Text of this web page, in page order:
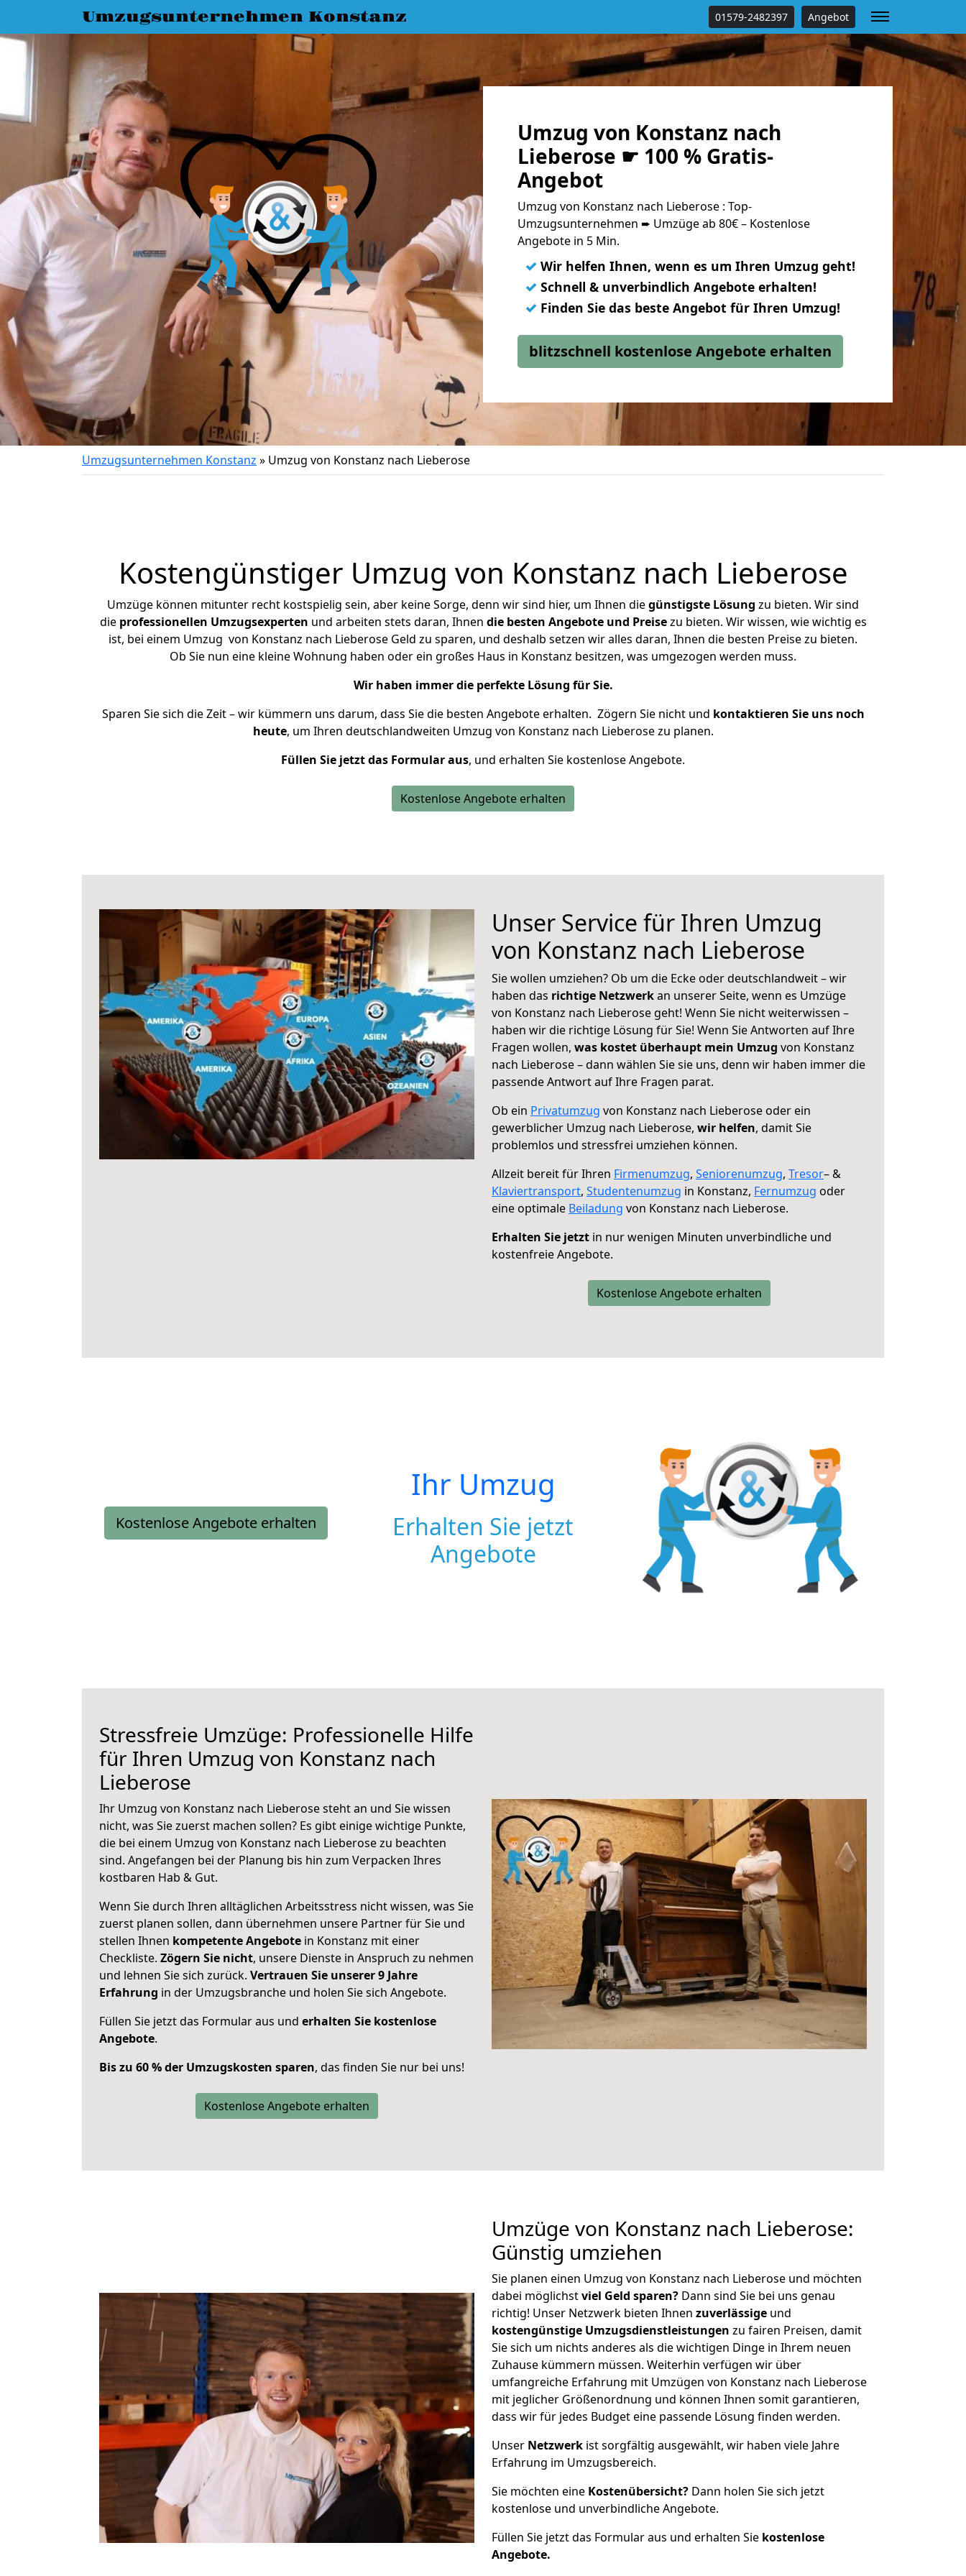
Umzugsunternehmen Konstanz 01579-2482397 Angebot
Umzug von Konstanz nach
Lieberose ☛ 100 % Gratis-
Angebot
Umzug von Konstanz nach Lieberose : Top-
Umzugsunternehmen ➨ Umzüge ab 80€ – Kostenlose
Angebote in 5 Min.
✓ Wir helfen Ihnen, wenn es um Ihren Umzug geht!
✓ Schnell & unverbindlich Angebote erhalten!
✓ Finden Sie das beste Angebot für Ihren Umzug!
blitzschnell kostenlose Angebote erhalten
Umzugsunternehmen Konstanz » Umzug von Konstanz nach Lieberose
Kostengünstiger Umzug von Konstanz nach Lieberose
Umzüge können mitunter recht kostspielig sein, aber keine Sorge, denn wir sind hier, um Ihnen diegünstigste Lösung zu bieten. Wir sind
die professionellen Umzugsexperten und arbeiten stets daran, Ihnen die besten Angebote und Preisezu bieten. Wir wissen, wie wichtig es
ist, bei einem Umzug von Konstanz nach Lieberose Geld zu sparen, und deshalb setzen wir alles daran, Ihnen die besten Preise zu bieten.
Ob Sie nun eine kleine Wohnung haben oder ein großes Haus in Konstanz besitzen, was umgezogen werden muss.
Wir haben immer die perfekte Lösung für Sie.
Sparen Sie sich die Zeit – wir kümmern uns darum, dass Sie die besten Angebote erhalten. Zögern Sie nicht und kontaktieren Sie uns noch
heute, um Ihren deutschlandweiten Umzug von Konstanz nach Lieberose zu planen.
Füllen Sie jetzt das Formular aus, und erhalten Sie kostenlose Angebote.
Kostenlose Angebote erhalten
Unser Service für Ihren Umzug
von Konstanz nach Lieberose
Sie wollen umziehen? Ob um die Ecke oder deutschlandweit – wir
haben das richtige Netzwerkan unserer Seite, wenn es Umzüge
von Konstanz nach Lieberose geht! Wenn Sie nicht weiterwissen –
haben wir die richtige Lösung für Sie! Wenn Sie Antworten auf Ihre
Fragen wollen, was kostet überhaupt mein Umzug von Konstanz
nach Lieberose – dann wählen Sie sie uns, denn wir haben immer die
passende Antwort auf Ihre Fragen parat.
Ob ein Privatumzug von Konstanz nach Lieberose oder ein
gewerblicher Umzug nach Lieberose, wir helfen, damit Sie
problemlos und stressfrei umziehen können.
Allzeit bereit für Ihren Firmenumzug, Seniorenumzug, Tresor– &
Klaviertransport, Studentenumzug in Konstanz, Fernumzug oder
eine optimale Beiladung von Konstanz nach Lieberose.
Erhalten Sie jetzt in nur wenigen Minuten unverbindliche und
kostenfreie Angebote.
Kostenlose Angebote erhalten
Kostenlose Angebote erhalten
Ihr Umzug
Erhalten Sie jetzt
Angebote
Stressfreie Umzüge: Professionelle Hilfe
für Ihren Umzug von Konstanz nach
Lieberose
Ihr Umzug von Konstanz nach Lieberose steht an und Sie wissen
nicht, was Sie zuerst machen sollen? Es gibt einige wichtige Punkte,
die bei einem Umzug von Konstanz nach Lieberose zu beachten
sind. Angefangen bei der Planung bis hin zum Verpacken Ihres
kostbaren Hab & Gut.
Wenn Sie durch Ihren alltäglichen Arbeitsstress nicht wissen, was Sie
zuerst planen sollen, dann übernehmen unsere Partner für Sie und
stellen Ihnen kompetente Angebote in Konstanz mit einer
Checkliste. Zögern Sie nicht, unsere Dienste in Anspruch zu nehmen
und lehnen Sie sich zurück. Vertrauen Sie unserer 9 Jahre
Erfahrung in der Umzugsbranche und holen Sie sich Angebote.
Füllen Sie jetzt das Formular aus und erhalten Sie kostenlose
Angebote.
Bis zu 60 % der Umzugskosten sparen, das finden Sie nur bei uns!
Kostenlose Angebote erhalten
Umzüge von Konstanz nach Lieberose:
Günstig umziehen
Sie planen einen Umzug von Konstanz nach Lieberose und möchten
dabei möglichstviel Geld sparen? Dann sind Sie bei uns genau
richtig! Unser Netzwerk bieten Ihnen zuverlässige und
kostengünstige Umzugsdienstleistungen zu fairen Preisen, damit
Sie sich um nichts anderes als die wichtigen Dinge in Ihrem neuen
Zuhause kümmern müssen. Weiterhin verfügen wir über
umfangreiche Erfahrung mit Umzügen von Konstanz nach Lieberose
mit jeglicher Größenordnung und können Ihnen somit garantieren,
dass wir für jedes Budget eine passende Lösung finden werden.
Unser Netzwerk ist sorgfältig ausgewählt, wir haben viele Jahre
Erfahrung im Umzugsbereich.
Sie möchten eine Kostenübersicht? Dann holen Sie sich jetzt
kostenlose und unverbindliche Angebote.
Füllen Sie jetzt das Formular aus und erhalten Sie kostenlose
Angebote.